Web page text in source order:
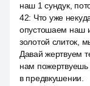
наш 1 сундук,
42: Что уже
опустошаем наш
золотой слиток,
Давай жертвуем
нам пожертвуешь
в предвкушении.